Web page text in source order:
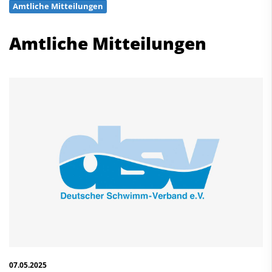
Amtliche Mitteilungen
Amtliche Mitteilungen
07.05.2025
Schwimmen
Wasserspringen
Deutscher Schwimm-Verband e.V.
Korbacher Straße 93
D-34132 Kassel
Fax: +49 561 94083-15